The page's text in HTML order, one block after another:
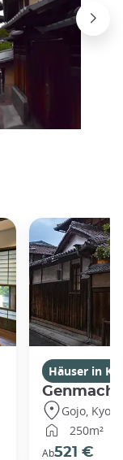
Häuser in
Genmachi
Gojo, Kyoto
250m²
Ab521 €